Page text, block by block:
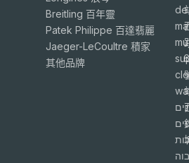
Breitling 百年靈
Patek Philippe 百達翡麗
Jaeger-LeCoultre 積家
其他品牌
de